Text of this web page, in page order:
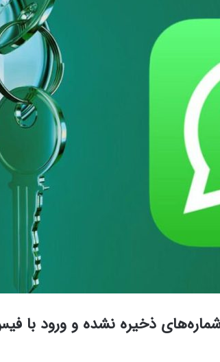
ذخیره نشده و ورود با